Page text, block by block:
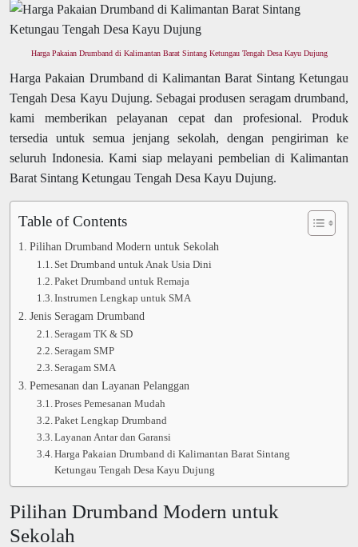
Harga Pakaian Drumband di Kalimantan Barat Sintang Ketungau Tengah Desa Kayu Dujung
Harga Pakaian Drumband di Kalimantan Barat Sintang Ketungau
Tengah Desa Kayu Dujung. Sebagai produsen seragam drumband,
kami memberikan pelayanan cepat dan profesional. Produk
tersedia untuk semua jenjang sekolah, dengan pengiriman ke
seluruh Indonesia. Kami siap melayani pembelian di Kalimantan
Barat Sintang Ketungau Tengah Desa Kayu Dujung.
Table of Contents
Pilihan Drumband Modern untuk Sekolah
Set Drumband untuk Anak Usia Dini
Paket Drumband untuk Remaja
Instrumen Lengkap untuk SMA
Jenis Seragam Drumband
Seragam TK & SD
Seragam SMP
Seragam SMA
Pemesanan dan Layanan Pelanggan
Proses Pemesanan Mudah
Paket Lengkap Drumband
Layanan Antar dan Garansi
Harga Pakaian Drumband di Kalimantan Barat Sintang
Ketungau Tengah Desa Kayu Dujung
Pilihan Drumband Modern untuk
Sekolah